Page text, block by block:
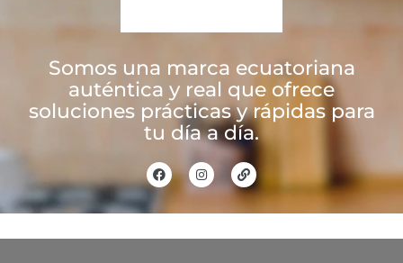
Somos una marca ecuatoriana
auténtica y real que ofrece
soluciones prácticas y rápidas para
tu día a día.